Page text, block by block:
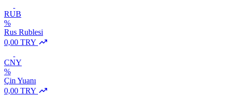
RUB
%
Rus Rublesi
0,00 TRY
CNY
%
Çin Yuanı
0,00 TRY